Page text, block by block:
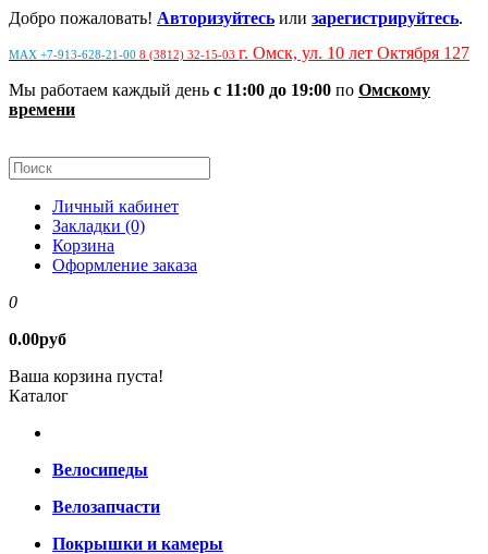
Добро пожаловать! Авторизуйтесь или зарегистрируйтесь.
MAX +7-913-628-21-00 8 (3812) 32-15-03 г. Омск, ул. 10 лет Октября 127
Мы работаем каждый день с 11:00 до 19:00 по Омскому
времени
Личный кабинет
Закладки (0)
Корзина
Оформление заказа
0
0.00руб
Ваша корзина пуста!
Каталог
Велосипеды
Велозапчасти
Покрышки и камеры